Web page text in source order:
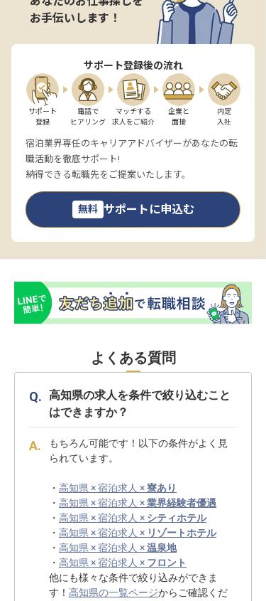
お手伝いします！
サポート登録後の流れ
サポート
登録
電話で
ヒアリング
マッチする
求人をご紹介
企業と
面接
内定
入社
宿泊業界専任のキャリアアドバイザーがあなたの転
職活動を徹底サポート!
納得できる転職先をご提案いたします。
無料 サポートに申込む
よくある質問
高知県の求人を条件で絞り込むこと
はできますか？
もちろん可能です！以下の条件がよく見
られています。
・ 高知県 × 宿泊求人 ×寮あり
・ 高知県 × 宿泊求人 ×業界経験者優遇
・ 高知県 × 宿泊求人 × シティホテル
・ 高知県 × 宿泊求人 × リゾートホテル
・ 高知県 × 宿泊求人 ×温泉地
・ 高知県 × 宿泊求人 × フロント
他にも様々な条件で絞り込みができま
す！ 高知県の一覧ページからご確認くだ